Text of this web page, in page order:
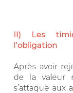
II) Les
l’obligation
Après avoir
de la valeur
s’attaque aux